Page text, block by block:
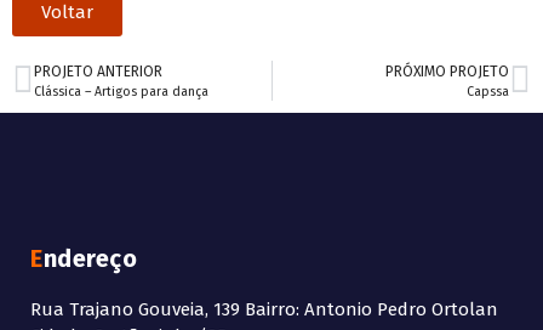
Voltar
PROJETO ANTERIOR
Clássica – Artigos para dança
PRÓXIMO PROJETO
Capssa
Endereço
Rua Trajano Gouveia, 139 Bairro: Antonio Pedro Ortolan